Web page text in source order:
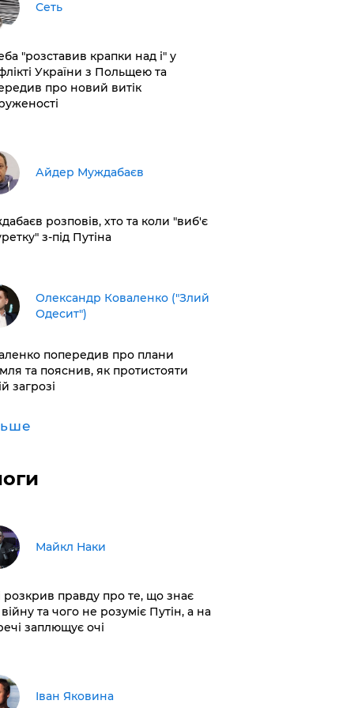
Сеть
"розставив крапки над і" у
України з Польщею та
про новий витік
Айдер Муждабаєв
розповів, хто та коли "виб'є
з-під Путіна
Олександр Коваленко ("Злий
Одесит")
попередив про плани
та пояснив, як протистояти
загрозі
Майкл Наки
розкрив правду про те, що знає
та чого не розуміє Путін, а на
заплющує очі
Іван Яковина